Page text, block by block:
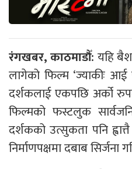
रंगखबर, काठमाडौँ: यहि
लागेको फिल्म ‘ज्याकीः आई
दर्शकलाई एकपछि अर्को
फिल्मको फस्टलुक
दर्शकको उत्सुकता पनि
निर्माणपक्षमा दबाब सिर्जना